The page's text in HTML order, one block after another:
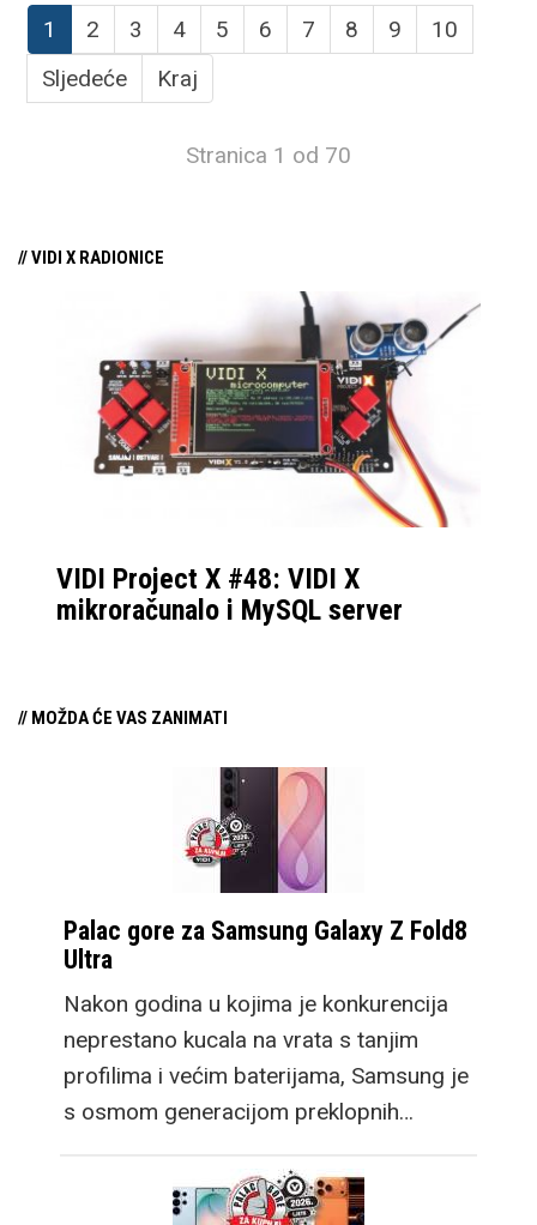
1 2 3 4 5 6 7 8 9
10
Sljedeće
Kraj
Stranica 1 od 70
// VIDI X RADIONICE
VIDI Project X #48: VIDI X
mikroračunalo i MySQL server
// MOŽDA ĆE VAS ZANIMATI
Palac gore za Samsung Galaxy Z Fold8
Ultra
Nakon godina u kojima je konkurencija
neprestano kucala na vrata s tanjim
profilima i većim baterijama, Samsung je
s osmom generacijom preklopnih…